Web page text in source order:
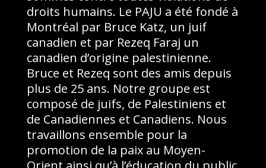
droits humains. Le PAJU a été fondé à
Montréal par Bruce Katz, un juif
canadien et par Rezeq Faraj un
canadien d’origine palestinienne.
Bruce et Rezeq sont des amis depuis
plus de 25 ans. Notre groupe est
composé de juifs, de Palestiniens et
de Canadiennes et Canadiens. Nous
travaillons ensemble pour la
promotion de la paix au Moyen-